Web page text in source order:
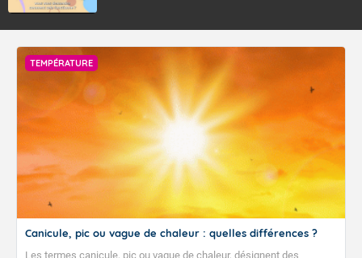
TEMPÉRATURE
Canicule, pic ou vague de chaleur : quelles différences ?
Les termes canicule, pic ou vague de chaleur, désignent des